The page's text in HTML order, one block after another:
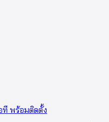
ที พร้อมติดตั้ง